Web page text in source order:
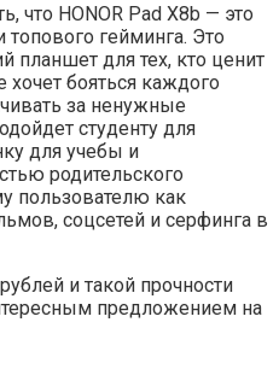
что HONOR Pad X8b — это
топового гейминга. Это
планшет для тех, кто ценит
хочет бояться каждого
за ненужные
студенту для
для учебы и
родительского
пользователю как
соцсетей и серфинга в
и такой прочности
предложением на